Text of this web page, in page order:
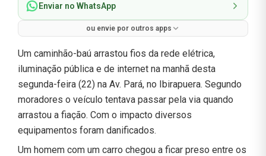
Enviar no WhatsApp
ou envie por outros apps
Um caminhão-baú arrastou fios da rede elétrica,
iluminação pública e de internet na manhã desta
segunda-feira (22) na Av. Pará, no Ibirapuera. Segundo
moradores o veículo tentava passar pela via quando
arrastou a fiação. Com o impacto diversos
equipamentos foram danificados.
Um homem com um carro chegou a ficar preso entre os